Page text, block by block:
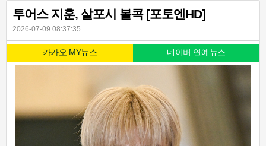
투어스 지훈, 살포시 볼콕 [포토엔HD]
2026-07-09 08:37:35
카카오 MY뉴스 네이버 연예뉴스